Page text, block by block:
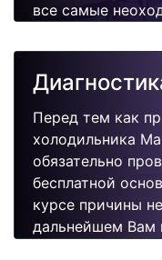
все самые
качественно и
Перед тем как
холодильника
обязательно
бесплатной
курсе причины
дальнейшем Вам